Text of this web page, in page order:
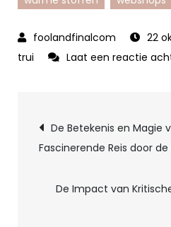
22
trui
Laat een reactie
De Betekenis en Magie
Fascinerende Reis door
De Impact van